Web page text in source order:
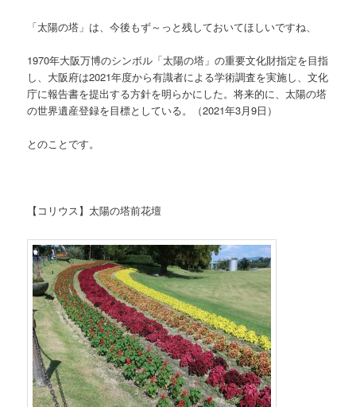
「太陽の塔」は、今後もず～っと残しておいてほしいですね、
1970年大阪万博のシンボル「太陽の塔」の重要文化財指定を目指
し、大阪府は2021年度から有識者による学術調査を実施し、文化
庁に報告書を提出する方針を明らかにした。将来的に、太陽の塔
の世界遺産登録を目標としている。（2021年3月9日）
とのことです。
【コリウス】太陽の塔前花壇